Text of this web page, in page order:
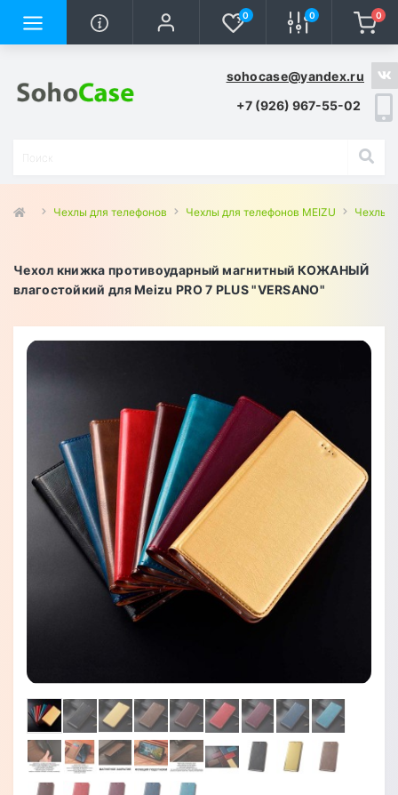
0 0 0
sohocase@yandex.ru
+7 (926) 967-55-02
Чехлы для телефонов Чехлы для телефонов MEIZU Чехлы
Чехол книжка противоударный магнитный КОЖАНЫЙ
влагостойкий для Meizu PRO 7 PLUS "VERSANO"